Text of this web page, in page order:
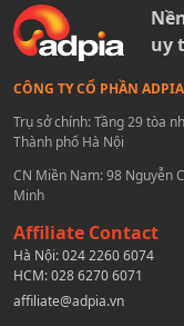
uy
CÔNG TY CỔ PHẦN ADPIA
Trụ sở chính: Tầng 29 tòa
Thành phố Hà Nội
CN Miền Nam: 98 Nguyễn
Minh
Affiliate Contact
Hà Nội:024 2260 6074
HCM:028 6270 6071
affiliate@adpia.vn